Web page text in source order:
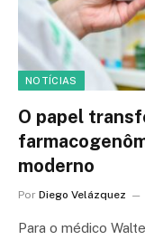
NOTÍCIAS
O papel
moderno
Por Diego Velázquez
Para o médico